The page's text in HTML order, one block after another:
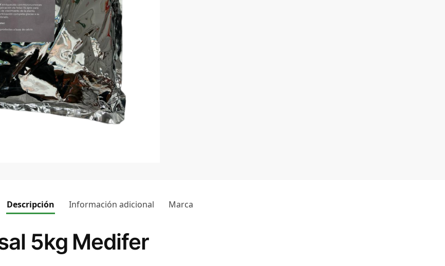
Descripción Información adicional Marca
5kg Medifer